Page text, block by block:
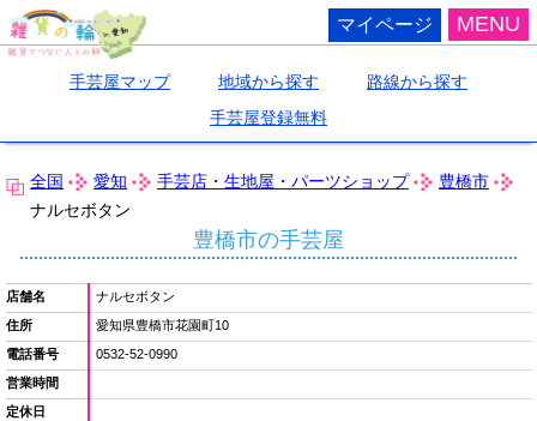
MENU
マイページ
手芸屋マップ 地域から探す
路線から探す
手芸屋登録無料
全国 愛知 手芸店・生地屋・パーツショップ
豊橋市
ナルセボタン
豊橋市の手芸屋
店舗名
ナルセボタン
住所
愛知県豊橋市花園町10
電話番号
0532-52-0990
営業時間
定休日